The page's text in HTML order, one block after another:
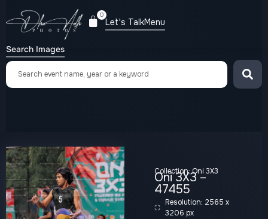
0
Let's TalkMenu
Search Images
Collection:Oni 3X3
Oni 3X3 –
47455
Resolution: 2565 x
3206 px